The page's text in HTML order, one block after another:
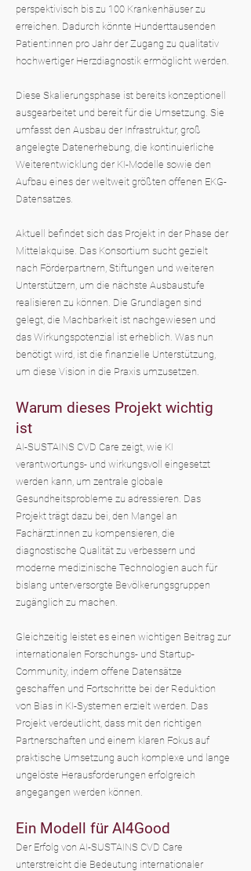
perspektivisch bis zu 100 Krankenhäuser zu
erreichen. Dadurch könnte Hunderttausenden
Patient:innen pro Jahr der Zugang zu qualitativ
hochwertiger Herzdiagnostik ermöglicht werden.
Diese Skalierungsphase ist bereits konzeptionell
ausgearbeitet und bereit für die Umsetzung. Sie
umfasst den Ausbau der Infrastruktur, groß
angelegte Datenerhebung, die kontinuierliche
Weiterentwicklung der KI-Modelle sowie den
Aufbau eines der weltweit größten offenen EKG-
Datensatzes.
Aktuell befindet sich das Projekt in der Phase der
Mittelakquise. Das Konsortium sucht gezielt
nach Förderpartnern, Stiftungen und weiteren
Unterstützern, um die nächste Ausbaustufe
realisieren zu können. Die Grundlagen sind
gelegt, die Machbarkeit ist nachgewiesen und
das Wirkungspotenzial ist erheblich. Was nun
benötigt wird, ist die finanzielle Unterstützung,
um diese Vision in die Praxis umzusetzen.
Warum dieses Projekt wichtig
ist
AI-SUSTAINS CVD Care zeigt, wie KI
verantwortungs- und wirkungsvoll eingesetzt
werden kann, um zentrale globale
Gesundheitsprobleme zu adressieren. Das
Projekt trägt dazu bei, den Mangel an
Fachärzt:innen zu kompensieren, die
diagnostische Qualität zu verbessern und
moderne medizinische Technologien auch für
bislang unterversorgte Bevölkerungsgruppen
zugänglich zu machen.
Gleichzeitig leistet es einen wichtigen Beitrag zur
internationalen Forschungs- und Startup-
Community, indem offene Datensätze
geschaffen und Fortschritte bei der Reduktion
von Bias in KI-Systemen erzielt werden. Das
Projekt verdeutlicht, dass mit den richtigen
Partnerschaften und einem klaren Fokus auf
praktische Umsetzung auch komplexe und lange
ungelöste Herausforderungen erfolgreich
angegangen werden können.
Ein Modell für AI4Good
Der Erfolg von AI-SUSTAINS CVD Care
unterstreicht die Bedeutung internationaler